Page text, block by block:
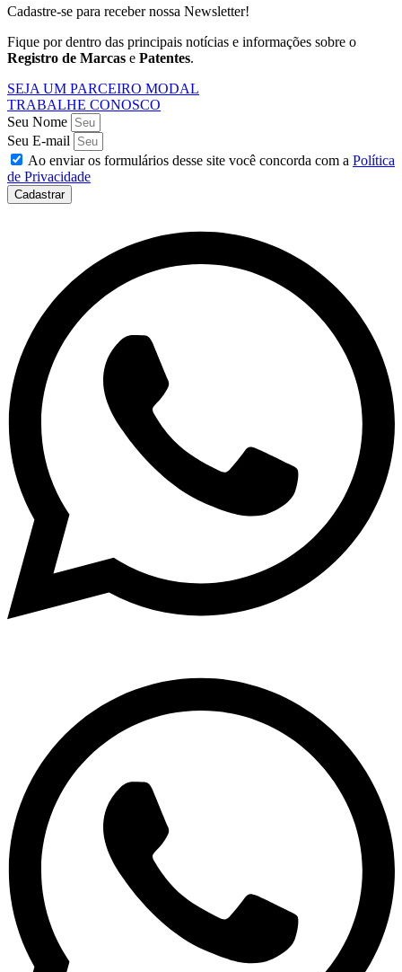
Cadastre-se para receber nossa Newsletter!
Fique por dentro das principais notícias e informações sobre o
Registro de Marcas e Patentes.
SEJA UM PARCEIRO MODAL
TRABALHE CONOSCO
Seu Nome
Seu E-mail
Ao enviar os formulários desse site você concorda com a Política
de Privacidade
Cadastrar